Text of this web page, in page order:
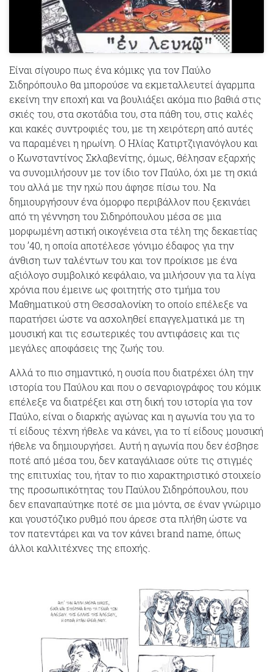
Είναι σίγουρο πως ένα κόμικς για τον Παύλο
Σιδηρόπουλο θα μπορούσε να εκμεταλλευτεί άγαρμπα
εκείνη την εποχή και να βουλιάξει ακόμα πιο βαθιά στις
σκιές του, στα σκοτάδια του, στα πάθη του, στις καλές
και κακές συντροφιές του, με τη χειρότερη από αυτές
να παραμένει η ηρωίνη. Ο Ηλίας Κατιρτζιγιανόγλου και
ο Κωνσταντίνος Σκλαβενίτης, όμως, θέλησαν εξαρχής
να συνομιλήσουν με τον ίδιο τον Παύλο, όχι με τη σκιά
του αλλά με την ηχώ που άφησε πίσω του. Να
δημιουργήσουν ένα όμορφο περιβάλλον που ξεκινάει
από τη γέννηση του Σιδηρόπουλου μέσα σε μια
μορφωμένη αστική οικογένεια στα τέλη της δεκαετίας
του ’40, η οποία αποτέλεσε γόνιμο έδαφος για την
άνθιση των ταλέντων του και τον προίκισε με ένα
αξιόλογο συμβολικό κεφάλαιο, να μιλήσουν για τα λίγα
χρόνια που έμεινε ως φοιτητής στο τμήμα του
Μαθηματικού στη Θεσσαλονίκη το οποίο επέλεξε να
παρατήσει ώστε να ασχοληθεί επαγγελματικά με τη
μουσική και τις εσωτερικές του αντιφάσεις και τις
μεγάλες αποφάσεις της ζωής του.
Αλλά το πιο σημαντικό, η ουσία που διατρέχει όλη την
ιστορία του Παύλου και που ο σεναριογράφος του κόμικ
επέλεξε να διατρέξει και στη δική του ιστορία για τον
Παύλο, είναι ο διαρκής αγώνας και η αγωνία του για το
τί είδους τέχνη ήθελε να κάνει, για το τί είδους μουσική
ήθελε να δημιουργήσει. Αυτή η αγωνία που δεν έσβησε
ποτέ από μέσα του, δεν καταγάλιασε ούτε τις στιγμές
της επιτυχίας του, ήταν το πιο χαρακτηριστικό στοιχείο
της προσωπικότητας του Παύλου Σιδηρόπουλου, που
δεν επαναπαύτηκε ποτέ σε μια μόντα, σε έναν γνώριμο
και γουστόζικο ρυθμό που άρεσε στα πλήθη ώστε να
τον πατεντάρει και να τον κάνει brand name, όπως
άλλοι καλλιτέχνες της εποχής.